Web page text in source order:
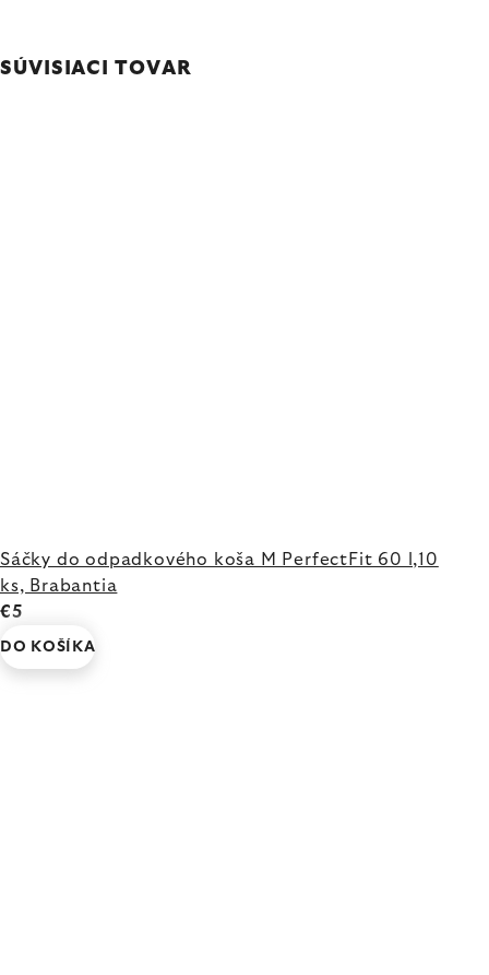
SÚVISIACI TOVAR
Sáčky do odpadkového koša M PerfectFit 60 l,10
ks, Brabantia
€5
DO KOŠÍKA